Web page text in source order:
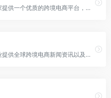
跨境眼致力于为跨境电商卖家提供一个优质的跨境电商平台，实时的给跨境电商卖家带来高质量的跨境物流公司，跨境电商活动，跨境电商资讯，跨境电商直播等内容服务。
亿恩网致力于为跨境电商行业提供全球跨境电商新闻资讯以及跨境独立站,亚马逊,eBay,Wish,速卖通平台运营营销干货和行业生态新闻的电子商务新媒体平台。